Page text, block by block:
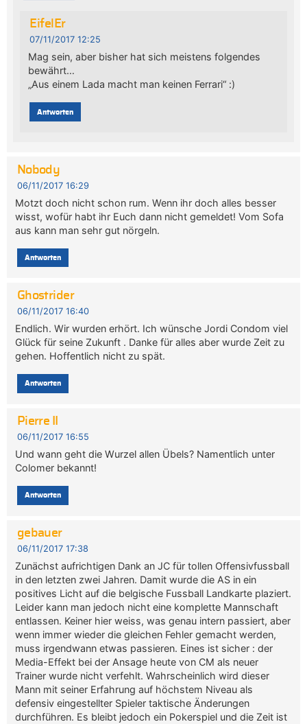
EifelEr
07/11/2017 12:25
Mag sein, aber bisher hat sich meistens folgendes
bewährt…
„Aus einem Lada macht man keinen Ferrari“ :)
Antworten
Nobody
06/11/2017 16:29
Motzt doch nicht schon rum. Wenn ihr doch alles besser
wisst, wofür habt ihr Euch dann nicht gemeldet! Vom Sofa
aus kann man sehr gut nörgeln.
Antworten
Ghostrider
06/11/2017 16:40
Endlich. Wir wurden erhört. Ich wünsche Jordi Condom viel
Glück für seine Zukunft . Danke für alles aber wurde Zeit zu
gehen. Hoffentlich nicht zu spät.
Antworten
Pierre II
06/11/2017 16:55
Und wann geht die Wurzel allen Übels? Namentlich unter
Colomer bekannt!
Antworten
gebauer
06/11/2017 17:38
Zunächst aufrichtigen Dank an JC für tollen Offensivfussball
in den letzten zwei Jahren. Damit wurde die AS in ein
positives Licht auf die belgische Fussball Landkarte plaziert.
Leider kann man jedoch nicht eine komplette Mannschaft
entlassen. Keiner hier weiss, was genau intern passiert, aber
wenn immer wieder die gleichen Fehler gemacht werden,
muss irgendwann etwas passieren. Eines ist sicher : der
Media-Effekt bei der Ansage heute von CM als neuer
Trainer wurde nicht verfehlt. Wahrscheinlich wird dieser
Mann mit seiner Erfahrung auf höchstem Niveau als
defensiv eingestellter Spieler taktische Änderungen
durchführen. Es bleibt jedoch ein Pokerspiel und die Zeit ist